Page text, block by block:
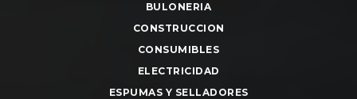
BULONERIA
CONSTRUCCION
CONSUMIBLES
ELECTRICIDAD
ESPUMAS Y SELLADORES